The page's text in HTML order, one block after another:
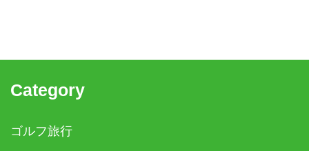
Category
ゴルフ旅行